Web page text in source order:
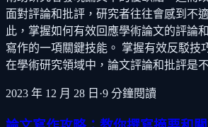
面對評論和批評，研究者往往會感到不
此，掌握如何有效回應學術論文的評論
寫作的一項關鍵技能。 掌握有效反駁技
在學術研究領域中，論文評論和批評是
2023 年 12 月 28 日 ·9 分鐘閱讀